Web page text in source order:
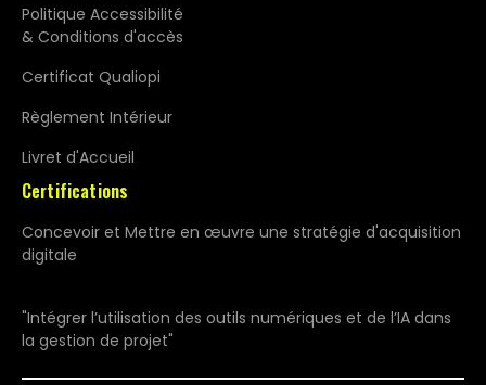
Politique Accessibilité
& Conditions d'accès
Certificat Qualiopi
Règlement Intérieur
Livret d'Accueil
Certifications
Concevoir et Mettre en œuvre une stratégie d'acquisition
digitale
"Intégrer l’utilisation des outils numériques et de l’IA dans
la gestion de projet"